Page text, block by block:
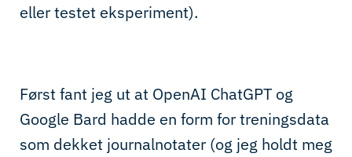
eller testet eksperiment).
Først fant jeg ut at OpenAI ChatGPT og
Google Bard hadde en form for treningsdata
som dekket journalnotater (og jeg holdt meg